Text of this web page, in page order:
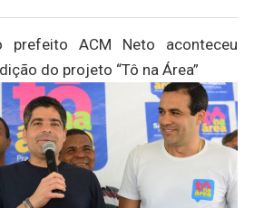
prefeito ACM Neto aconteceu
do projeto “Tô na Área”